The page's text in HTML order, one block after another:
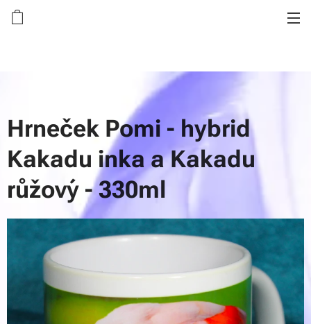
Hrneček Pomi - hybrid
Kakadu inka a Kakadu
růžový - 330ml